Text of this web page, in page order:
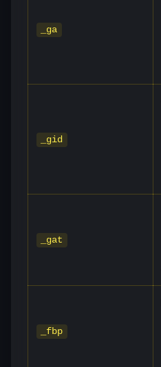
_ga
_gid
_gat
_fbp